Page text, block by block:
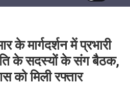
के मार्गदर्शन में प्रभारी
के सदस्यों के संग बैठक,
को मिली रफ्तार